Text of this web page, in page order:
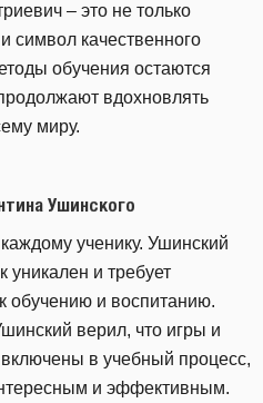
– это не только
символ качественного
обучения остаются
вдохновлять
миру.
Ушинского
ученику. Ушинский
уникален и требует
обучению и воспитанию.
верил, что игры и
в учебный процесс,
и эффективным.